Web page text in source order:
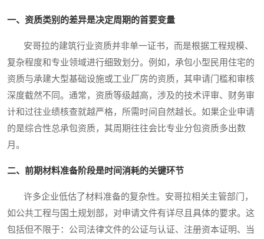
一、资质类别的差异是决定周期的首要变量
安哥拉的建筑行业资质并非单一证书，而是根据工程规模、
复杂程度和专业领域进行细致划分。例如，承包小型民用住宅的
资质与承建大型基础设施或工业厂房的资质，其申请门槛和审核
深度截然不同。通常，资质等级越高，涉及的技术评审、财务审
计和过往业绩核查就越严格，所需时间自然越长。如果企业申请
的是综合性总承包资质，其周期往往会比专业分包资质多出数
月。
二、前期材料准备阶段是时间消耗的关键环节
许多企业低估了材料准备的复杂性。安哥拉相关主管部门，
如公共工程与国土规划部，对申请文件有详尽且具体的要求。这
包括但不限于：公司法律文件的公证与认证、注册资本证明、当